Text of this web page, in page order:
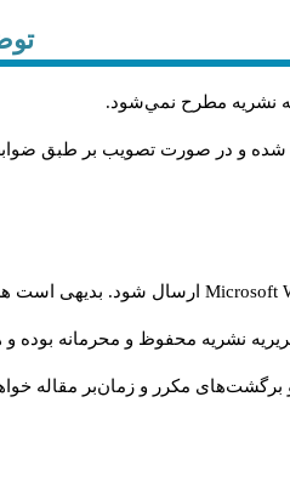
نشريه مطرح نمي‌شود.
شده و در صورت تصويب بر طبق
Microsoft ارسال شود. بدیهی است
نشریه محفوظ و محرمانه بوده و
مکرر و زمان‌بر مقاله